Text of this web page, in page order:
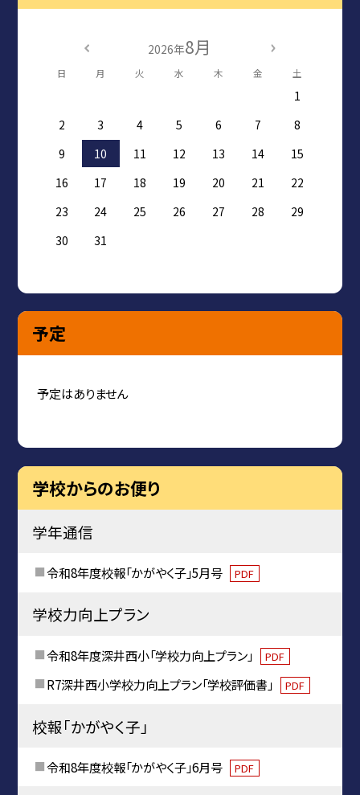
2026年8月
日 月 火 水 木 金 土
1
2
3 4 5 6 7
8
9
10 11 12 13 14
15
16
17 18 19 20 21
22
23
24 25 26 27 28
29
30
31
予定
予定はありません
学校からのお便り
学年通信
令和8年度校報「かがやく子」5月号 PDF
学校力向上プラン
令和8年度深井西小「学校力向上プラン」 PDF
R7深井西小学校力向上プラン「学校評価書」 PDF
校報「かがやく子」
令和8年度校報「かがやく子」6月号 PDF